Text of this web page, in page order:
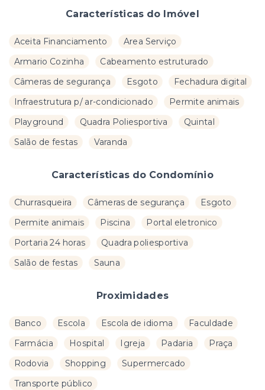
Características do Imóvel
Aceita Financiamento
Area Serviço
Armario Cozinha
Cabeamento estruturado
Câmeras de segurança
Esgoto
Fechadura digital
Infraestrutura p/ ar-condicionado
Permite animais
Playground
Quadra Poliesportiva
Quintal
Salão de festas
Varanda
Características do Condomínio
Churrasqueira Câmeras de segurança
Esgoto
Permite animais
Piscina
Portal eletronico
Portaria 24 horas
Quadra poliesportiva
Salão de festas
Sauna
Proximidades
Banco Escola Escola de idioma
Faculdade
Farmácia
Hospital Igreja Padaria
Praça
Rodovia
Shopping
Supermercado
Transporte público